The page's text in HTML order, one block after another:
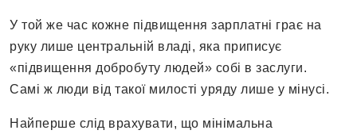
У той же час кожне підвищення зарплатні грає на
руку лише центральній владі, яка приписує
«підвищення добробуту людей» собі в заслуги.
Самі ж люди від такої милості уряду лише у мінусі.
Найперше слід врахувати, що мінімальна